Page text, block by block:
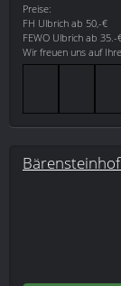
Preise:
FH Ulbrich ab 50,-€
FEWO Ulbrich ab 35.-
Wir freuen uns auf